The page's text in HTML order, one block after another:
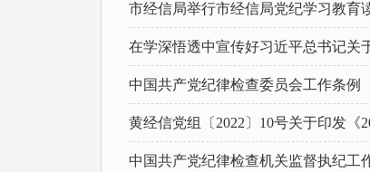
市经信局举行市经信局党纪学习教育
在学深悟透中宣传好习近平总书记关
中国共产党纪律检查委员会工作条例
黄经信党组〔2022〕10号关于印发《
中国共产党纪律检查机关监督执纪工